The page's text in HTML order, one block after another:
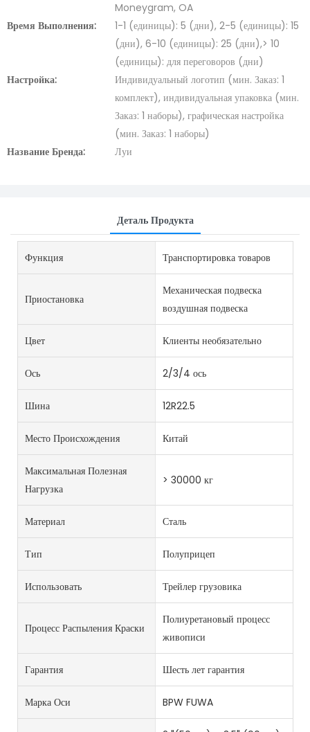
Moneygram, OA
Время Выполнения:
1-1 (единицы): 5 (дни), 2-5 (единицы): 15
(дни), 6-10 (единицы): 25 (дни),> 10
(единицы): для переговоров (дни)
Настройка:
Индивидуальный логотип (мин. Заказ: 1
комплект), индивидуальная упаковка (мин.
Заказ: 1 наборы), графическая настройка
(мин. Заказ: 1 наборы)
Название Бренда:
Луи
Деталь Продукта
Функция Транспортировка товаров
Приостановка
Механическая подвеска
воздушная подвеска
Цвет Клиенты необязательно
Ось 2/3/4 ось
Шина 12R22.5
Место Происхождения Китай
Максимальная Полезная
Нагрузка
> 30000 кг
Материал Сталь
Тип Полуприцеп
Использовать Трейлер грузовика
Процесс Распыления Краски
Полиуретановый процесс
живописи
Гарантия Шесть лет гарантия
Марка Оси BPW FUWA